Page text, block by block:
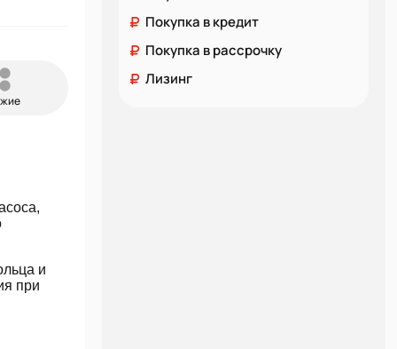
и
при
Покупка в кредит
Покупка в рассрочку
Лизинг